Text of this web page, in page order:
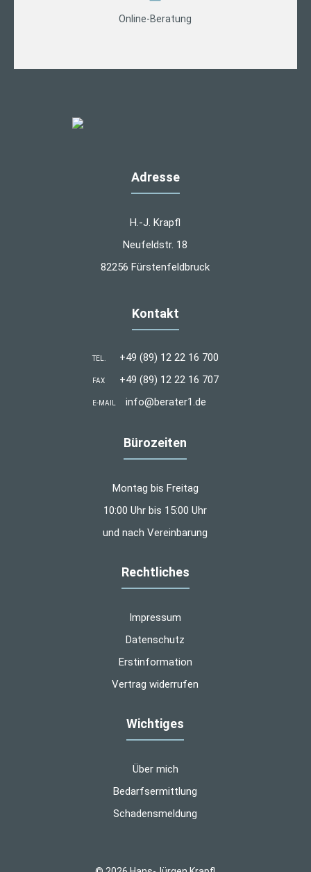
Online-Beratung
Adresse
H.-J. Krapfl
Neufeldstr. 18
82256 Fürstenfeldbruck
Kontakt
TEL. +49 (89) 12 22 16 700
FAX +49 (89) 12 22 16 707
E-MAIL info@berater1.de
Bürozeiten
Montag bis Freitag
10:00 Uhr bis 15:00 Uhr
und nach Vereinbarung
Rechtliches
Impressum
Datenschutz
Erstinformation
Vertrag widerrufen
Wichtiges
Über mich
Bedarfsermittlung
Schadensmeldung